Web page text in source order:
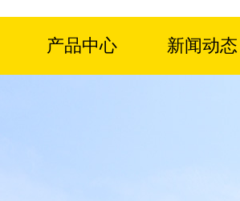
产品中心 新闻动态